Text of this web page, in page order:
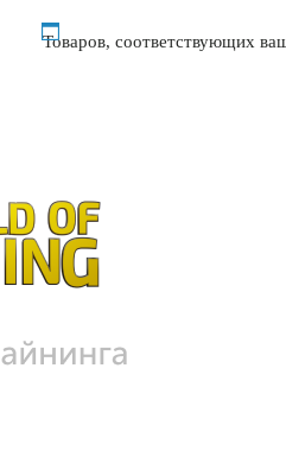
Товаров, соответствующих